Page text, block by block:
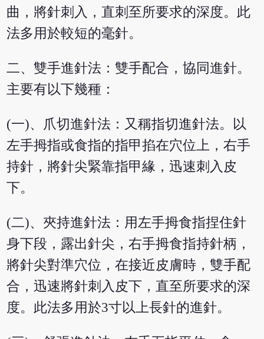
曲，將針刺入，直刺至所要求的深度。此
法多用於較短的毫針。
二、雙手進針法：雙手配合，協同進針。
主要有以下幾種：
(一)、爪切進針法：又稱指切進針法。以
左手拇指或食指的指甲掐在穴位上，右手
持針，將針尖緊靠指甲緣，迅速刺入皮
下。
(二)、夾持進針法：用左手拇食指捏住針
身下段，露出針尖，右手拇食指持針柄，
將針尖對準穴位，在接近皮膚時，雙手配
合，迅速將針刺入皮下，直至所要求的深
度。此法多用於3寸以上長針的進針。